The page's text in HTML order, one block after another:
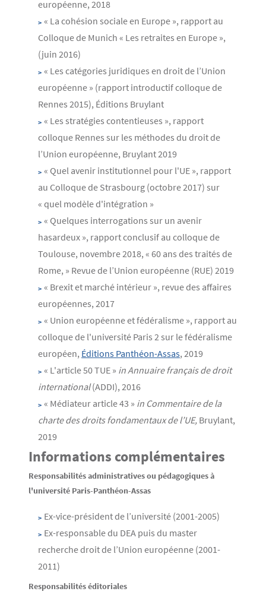
européenne, 2018
« La cohésion sociale en Europe », rapport au
Colloque de Munich « Les retraites en Europe »,
(juin 2016)
« Les catégories juridiques en droit de l’Union
européenne » (rapport introductif colloque de
Rennes 2015), Éditions Bruylant
« Les stratégies contentieuses », rapport
colloque Rennes sur les méthodes du droit de
l’Union européenne, Bruylant 2019
« Quel avenir institutionnel pour l'UE », rapport
au Colloque de Strasbourg (octobre 2017) sur
« quel modèle d'intégration »
« Quelques interrogations sur un avenir
hasardeux », rapport conclusif au colloque de
Toulouse, novembre 2018, « 60 ans des traités de
Rome, » Revue de l’Union européenne (RUE) 2019
« Brexit et marché intérieur », revue des affaires
européennes, 2017
« Union européenne et fédéralisme », rapport au
colloque de l'université Paris 2 sur le fédéralisme
européen, Éditions Panthéon-Assas, 2019
« L'article 50 TUE » inAnnuaire français de droit
international(ADDI), 2016
« Médiateur article 43 » in Commentaire de la
charte des droits fondamentaux de l’UE, Bruylant,
2019
Informations complémentaires
Responsabilités administratives ou pédagogiques à
l'université Paris-Panthéon-Assas
Ex-vice-président de l’université (2001-2005)
Ex-responsable du DEA puis du master
recherche droit de l’Union européenne (2001-
2011)
Responsabilités éditoriales